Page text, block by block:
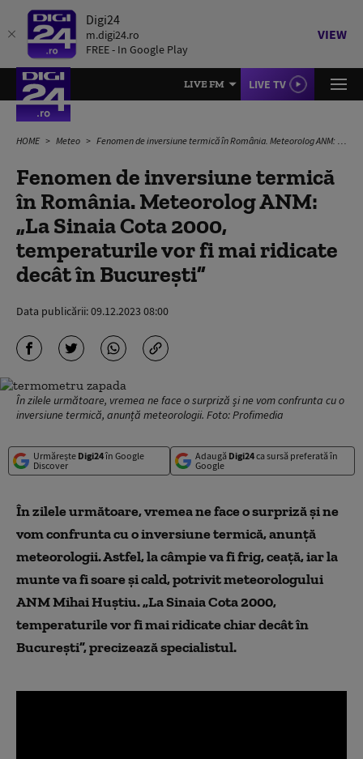
Digi24
m.digi24.ro
FREE - In Google Play
VIEW
LIVE FM LIVE TV
HOME Meteo Fenomen de inversiune termică în România. Meteorolog ANM: „La Sinaia Cota 2000, temperaturile vor fi mai ridicate decât în București”
Fenomen de inversiune termică
în România. Meteorolog ANM:
„La Sinaia Cota 2000,
temperaturile vor fi mai ridicate
decât în București”
Data publicării:09.12.2023 08:00
În zilele următoare, vremea ne face o surpriză și ne vom confrunta cu o
inversiune termică, anunță meteorologii. Foto: Profimedia
Urmărește Digi24în Google
Discover
Adaugă Digi24ca sursă preferată în
Google
În zilele următoare, vremea ne face o surpriză și ne
vom confrunta cu o inversiune termică, anunță
meteorologii. Astfel, la câmpie va fi frig, ceață, iar la
munte va fi soare și cald, potrivit meteorologului
ANM Mihai Huștiu. „La Sinaia Cota 2000,
temperaturile vor fi mai ridicate chiar decât în
București”, precizează specialistul.